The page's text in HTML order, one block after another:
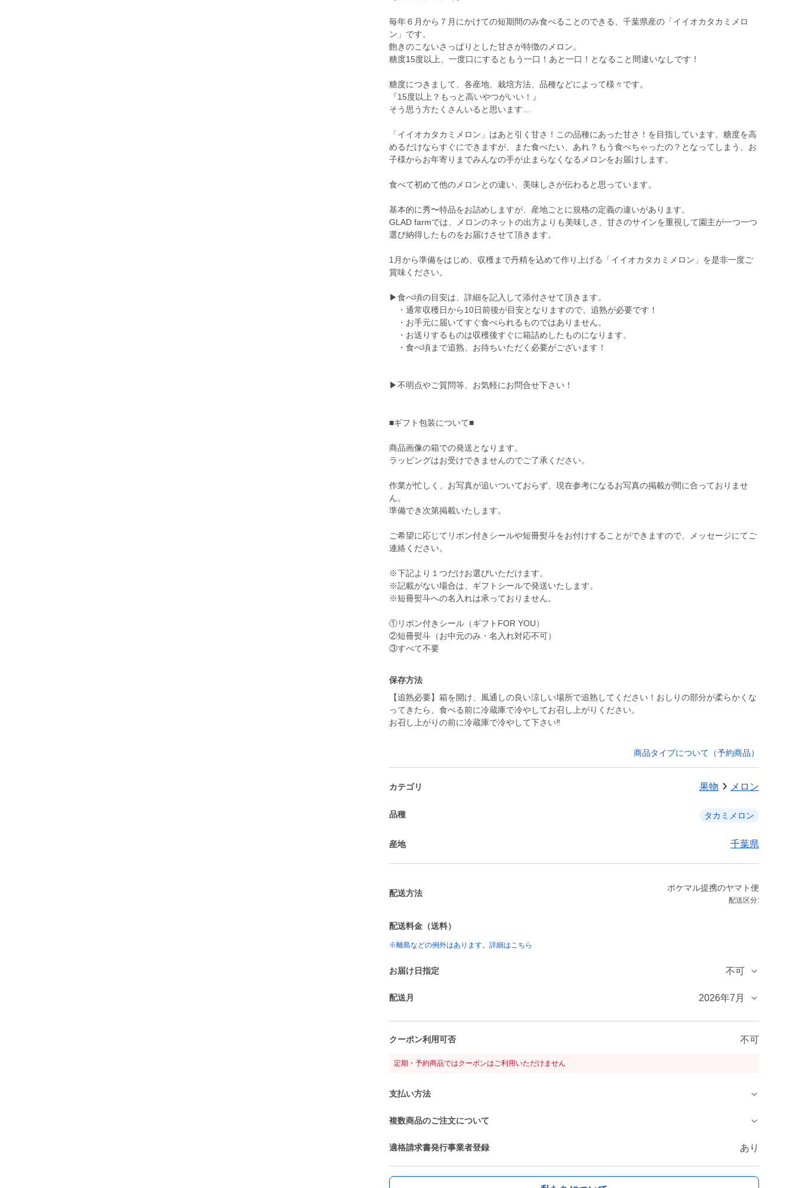
毎年６月から７月にかけての短期間のみ食べることのできる、千葉県産の「イイオカタカミメロ
ン」です。
飽きのこないさっぱりとした甘さが特徴のメロン。
糖度15度以上、一度口にするともう一口！あと一口！となること間違いなしです！
糖度につきまして、各産地、栽培方法、品種などによって様々です。
『15度以上？もっと高いやつがいい！』
そう思う方たくさんいると思います…
「イイオカタカミメロン」はあと引く甘さ！この品種にあった甘さ！を目指しています。糖度を高
めるだけならすぐにできますが、また食べたい、あれ？もう食べちゃったの？となってしまう、お
子様からお年寄りまでみんなの手が止まらなくなるメロンをお届けします。
食べて初めて他のメロンとの違い、美味しさが伝わると思っています。
基本的に秀〜特品をお詰めしますが、産地ごとに規格の定義の違いがあります。
GLAD farmでは、メロンのネットの出方よりも美味しさ、甘さのサインを重視して園主が一つ一つ
選び納得したものをお届けさせて頂きます。
1月から準備をはじめ、収穫まで丹精を込めて作り上げる「イイオカタカミメロン」を是非一度ご
賞味ください。
▶︎食べ頃の目安は、詳細を記入して添付させて頂きます。
・通常収穫日から10日前後が目安となりますので、追熟が必要です！
・お手元に届いてすぐ食べられるものではありません。
・お送りするものは収穫後すぐに箱詰めしたものになります。
・食べ頃まで追熟、お待ちいただく必要がございます！
▶︎不明点やご質問等、お気軽にお問合せ下さい！
■ギフト包装について■
商品画像の箱での発送となります。
ラッピングはお受けできませんのでご了承ください。
作業が忙しく、お写真が追いついておらず、現在参考になるお写真の掲載が間に合っておりませ
ん。
準備でき次第掲載いたします。
ご希望に応じてリボン付きシールや短冊熨斗をお付けすることができますので、メッセージにてご
連絡ください。
※下記より１つだけお選びいただけます。
※記載がない場合は、ギフトシールで発送いたします。
※短冊熨斗への名入れは承っておりません。
①リボン付きシール（ギフトFOR YOU）
②短冊熨斗（お中元のみ・名入れ対応不可）
③すべて不要
保存方法
【追熟必要】箱を開け、風通しの良い涼しい場所で追熟してください！おしりの部分が柔らかくな
ってきたら、食べる前に冷蔵庫で冷やしてお召し上がりください。
お召し上がりの前に冷蔵庫で冷やして下さい‼︎
商品タイプについて（予約商品）
カテゴリ 果物 メロン
品種 タカミメロン
産地 千葉県
配送方法
ポケマル提携のヤマト便
配送区分:
配送料金（送料）
※離島などの例外はあります。詳細はこちら
お届け日指定 不可
配送月 2026年7月
クーポン利用可否 不可
定期・予約商品ではクーポンはご利用いただけません
支払い方法
複数商品のご注文について
適格請求書発行事業者登録 あり